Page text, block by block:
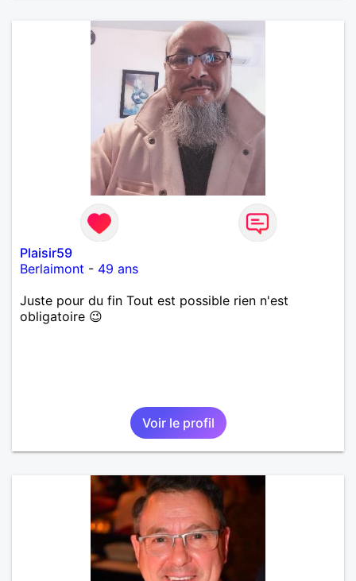
Plaisir59
Berlaimont - 49 ans
Juste pour du fin Tout est possible rien n'est
obligatoire 😉
Voir le profil